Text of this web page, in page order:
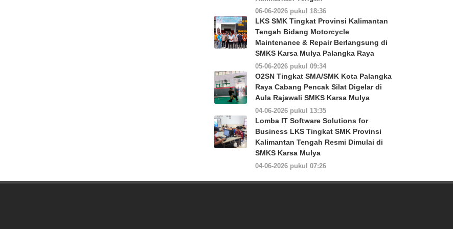
06-06-2026 pukul 18:36
LKS SMK Tingkat Provinsi Kalimantan
Tengah Bidang Motorcycle
Maintenance & Repair Berlangsung di
SMKS Karsa Mulya Palangka Raya
05-06-2026 pukul 09:34
O2SN Tingkat SMA/SMK Kota Palangka
Raya Cabang Pencak Silat Digelar di
Aula Rajawali SMKS Karsa Mulya
04-06-2026 pukul 13:35
Lomba IT Software Solutions for
Business LKS Tingkat SMK Provinsi
Kalimantan Tengah Resmi Dimulai di
SMKS Karsa Mulya
04-06-2026 pukul 07:26